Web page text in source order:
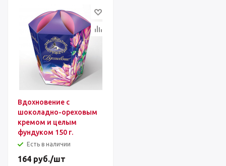
Вдохновение с
шоколадно-ореховым
кремом и целым
фундуком 150 г.
Есть в наличии
164 руб./шт